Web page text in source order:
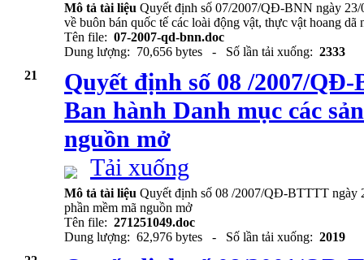
Mô tả tài liệu Quyết định số 07/2007/QĐ-BNN ngày
về buôn bán quốc tế các loài động vật, thực vật hoang dã
Tên file: 07-2007-qd-bnn.doc
Dung lượng: 70,656 bytes - Số lần tải xuống: 2333
21
Quyết định số 08 /2007/
Ban hành Danh mục các
nguồn mở
Tải xuống
Mô tả tài liệu Quyết định số 08 /2007/QĐ-BTTTT ngày
phần mềm mã nguồn mở
Tên file: 271251049.doc
Dung lượng: 62,976 bytes - Số lần tải xuống: 2019